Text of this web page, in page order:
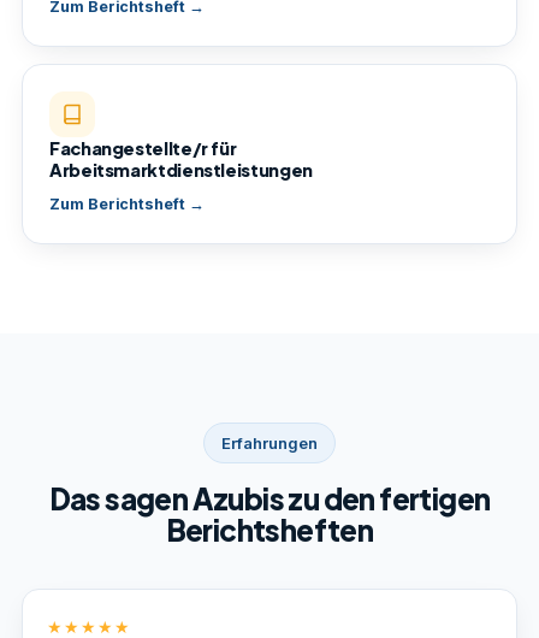
Zum Berichtsheft →
Fachangestellte/r für
Arbeitsmarktdienstleistungen
Zum Berichtsheft →
Erfahrungen
Das sagen Azubis zu den fertigen
Berichtsheften
★★★★★